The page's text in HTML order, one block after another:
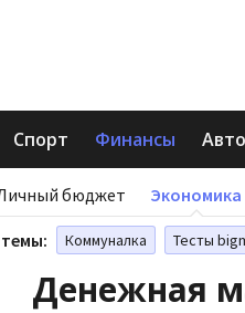
Спорт Финансы Авто
бюджет Экономика
Коммуналка Тесты
Денежная